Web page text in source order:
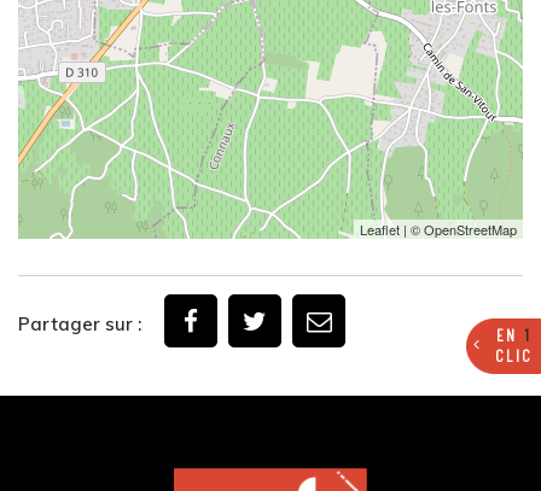
Leaflet | ©OpenStreetMap
Partager sur : EN1
CLIC